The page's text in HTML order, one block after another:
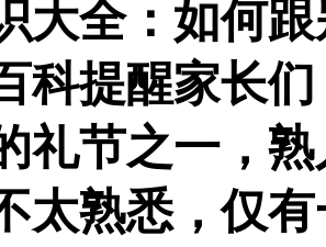
大全：如何
科提醒家长
礼节之一，
太熟悉，仅